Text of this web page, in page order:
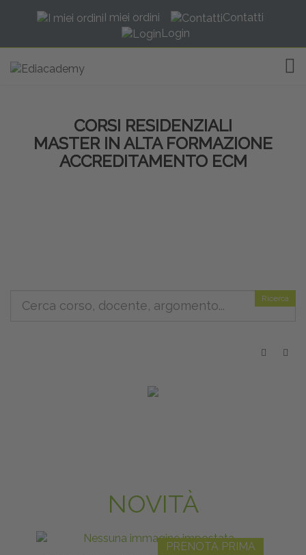
I miei ordini
Contatti
Login
CORSI RESIDENZIALI
MASTER IN ALTA FORMAZIONE
ACCREDITAMENTO ECM
Ricerca
NOVITÀ
PRENOTA PRIMA